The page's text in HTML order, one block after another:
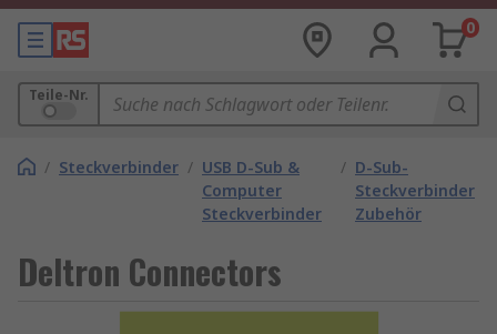
0
Teile-Nr.
/ Steckverbinder / USB D-Sub &
Computer
Steckverbinder
/ D-Sub-
Steckverbinder
Zubehör
Deltron Connectors